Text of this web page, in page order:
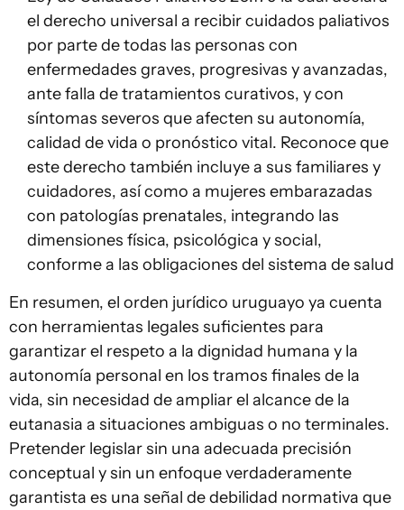
el derecho universal a recibir cuidados paliativos
por parte de todas las personas con
enfermedades graves, progresivas y avanzadas,
ante falla de tratamientos curativos, y con
síntomas severos que afecten su autonomía,
calidad de vida o pronóstico vital. Reconoce que
este derecho también incluye a sus familiares y
cuidadores, así como a mujeres embarazadas
con patologías prenatales, integrando las
dimensiones física, psicológica y social,
conforme a las obligaciones del sistema de salud
En resumen, el orden jurídico uruguayo ya cuenta
con herramientas legales suficientes para
garantizar el respeto a la dignidad humana y la
autonomía personal en los tramos finales de la
vida, sin necesidad de ampliar el alcance de la
eutanasia a situaciones ambiguas o no terminales.
Pretender legislar sin una adecuada precisión
conceptual y sin un enfoque verdaderamente
garantista es una señal de debilidad normativa que